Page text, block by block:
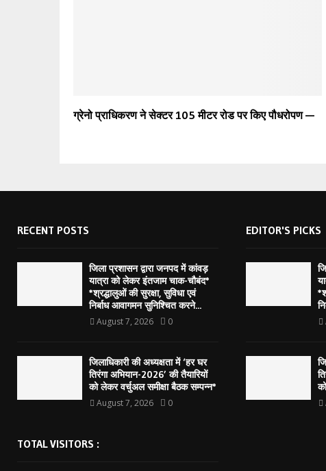
ग्रेनो प्राधिकरण ने सेक्टर 105 मीटर रोड पर किए पौधरोपण —
RECENT POSTS
जिला प्रशासन द्वारा जनपद में कांवड़
यात्रा को लेकर इंतजाम चाक-चौबंद*
*श्रद्धालुओं की सुरक्षा, सुविधा एवं
निर्बाध आवागमन सुनिश्चित करने...
August 7, 2026 0
जिलाधिकारी की अध्यक्षता में ‘हर घर
तिरंगा अभियान-2026’ की तैयारियों
को लेकर वर्चुअल समीक्षा बैठक सम्पन्न*
August 7, 2026 0
TOTAL VISITORS :
EDITOR'S PICKS